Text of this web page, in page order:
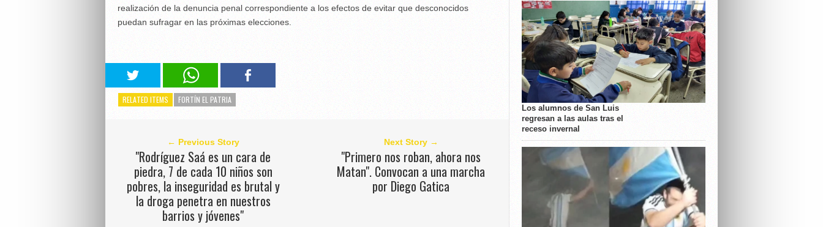
realización de la denuncia penal correspondiente a los efectos de evitar que desconocidos
puedan sufragar en las próximas elecciones.
RELATED ITEMS FORTÍN EL PATRIA
← Previous Story
"Rodríguez Saá es un cara de
piedra, 7 de cada 10 niños son
pobres, la inseguridad es brutal y
la droga penetra en nuestros
barrios y jóvenes"
Next Story →
"Primero nos roban, ahora nos
Matan". Convocan a una marcha
por Diego Gatica
Los alumnos de San Luis
regresan a las aulas tras el
receso invernal